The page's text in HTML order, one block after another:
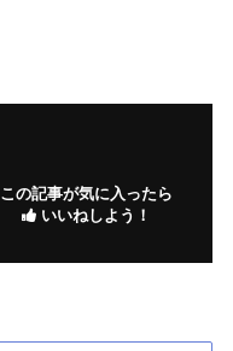
この記事が気に入ったら
いいねしよう！